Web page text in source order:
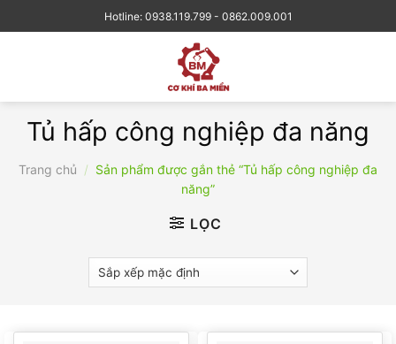
to
Hotline: 0938.119.799 - 0862.009.001
Tủ hấp công nghiệp đa năng
Trang chủ / Sản phẩm được gắn thẻ “Tủ hấp công nghiệp đa
năng”
LỌC